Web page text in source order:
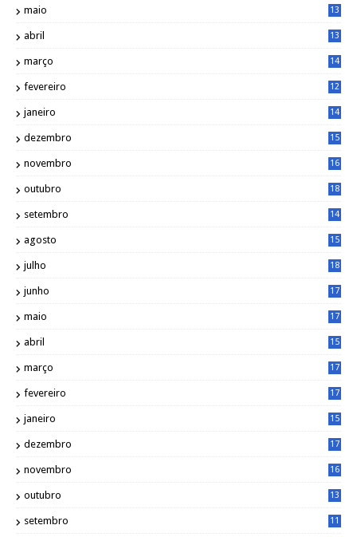
maio
13
abril
13
março
14
fevereiro
12
janeiro
14
dezembro
15
novembro
16
outubro
18
setembro
14
agosto
15
julho
18
junho
17
maio
17
abril
15
março
17
fevereiro
17
janeiro
15
dezembro
17
novembro
16
outubro
13
setembro
11